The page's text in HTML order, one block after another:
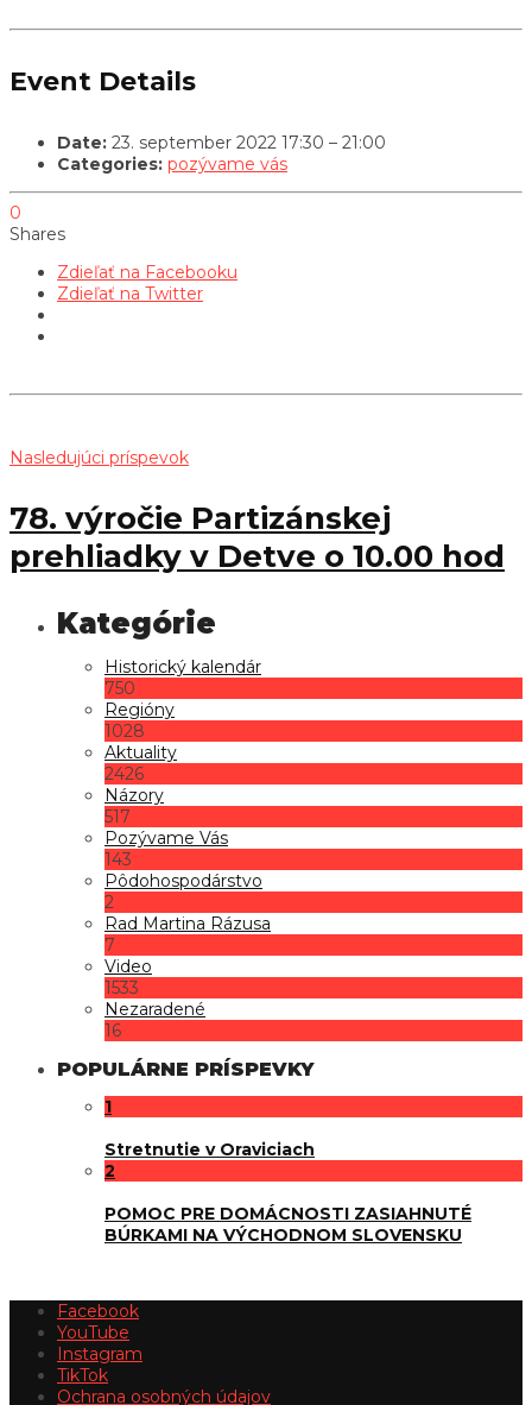
Event Details
Date: 23. september 2022 17:30 – 21:00
Categories: pozývame vás
0
Shares
Zdieľať na Facebooku
Zdieľať na Twitter
Nasledujúci príspevok
78. výročie Partizánskej
prehliadky v Detve o 10.00 hod
Historický kalendár
750
Regióny
1028
Aktuality
2426
Názory
517
Pozývame Vás
143
Pôdohospodárstvo
2
Rad Martina Rázusa
7
Video
1533
Nezaradené
16
POPULÁRNE PRÍSPEVKY
1
Stretnutie v Oraviciach
2
POMOC PRE DOMÁCNOSTI ZASIAHNUTÉ
BÚRKAMI NA VÝCHODNOM SLOVENSKU
Facebook
YouTube
Instagram
TikTok
Ochrana osobných údajov